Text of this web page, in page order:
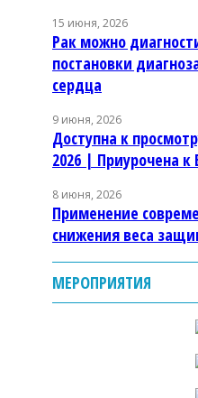
15 июня, 2026
Рак можно
постановки
сердца
9 июня, 2026
Доступна к
2026 | Приурочена
8 июня, 2026
Применение
снижения веса
МЕРОПРИЯТИЯ